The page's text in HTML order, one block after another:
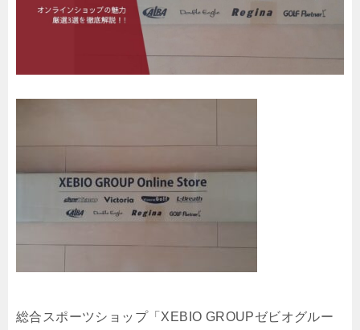
総合スポーツショップ「XEBIO GROUPゼビオグルー